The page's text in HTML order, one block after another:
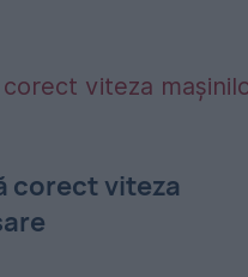
corect viteza